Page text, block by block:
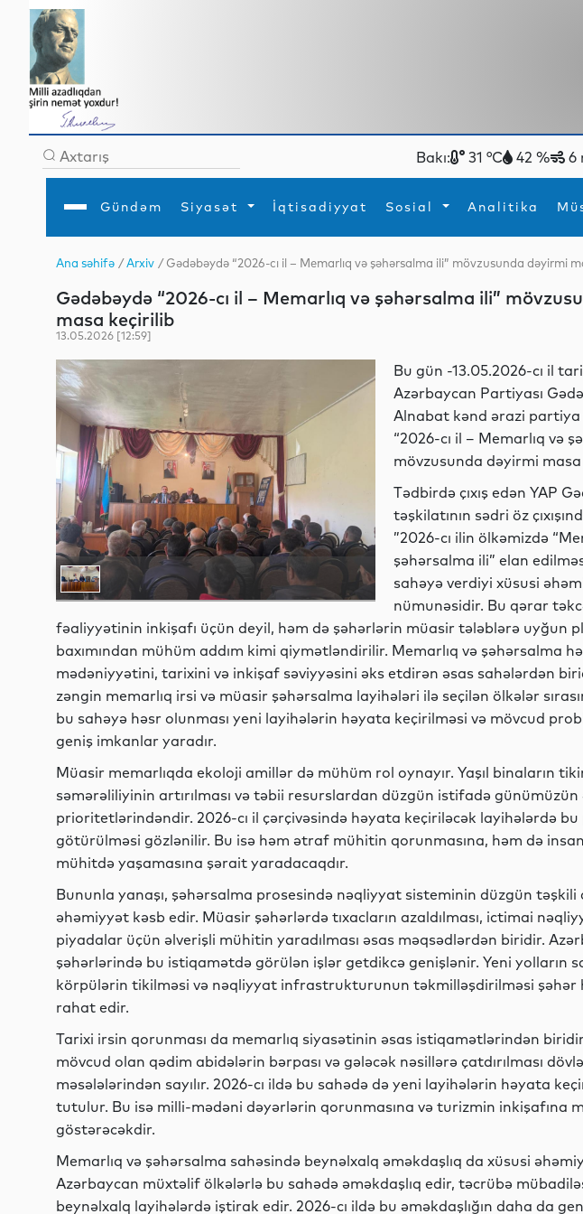
Bakı: 31 °C 42 % 6
Gündəm Siyasət İqtisadiyyat Sosial Analitika
Gündəm
İqtisadiyyat
YAP
Analitika
Mədəniyyət
Müsahibə
MEDİA
Xarici siyasətTurizm
Diaspor
İdmanYeni
Ana səhifə /Arxiv / Gədəbəydə “2026-cı il – Memarlıq və şəhərsalma ili” mövzusunda dəyirmi
Gədəbəydə “2026-cı il – Memarlıq və şəhərsalma ili”
masa keçirilib
13.05.2026 [12:59]
Bu gün -13.05.2026-cı il
Azərbaycan Partiyası
Alnabat kənd ərazi partiya
“2026-cı il – Memarlıq və
mövzusunda dəyirmi
Tədbirdə çıxış edən YAP
təşkilatının sədri öz
”2026-cı ilin ölkəmizdə
şəhərsalma ili” elan
sahəyə verdiyi xüsusi
nümunəsidir. Bu qərar
fəaliyyətinin inkişafı üçün deyil, həm də şəhərlərin müasir tələblərə uyğun
baxımından mühüm addım kimi qiymətləndirilir. Memarlıq və şəhərsalma
mədəniyyətini, tarixini və inkişaf səviyyəsini əks etdirən əsas sahələrdən
zəngin memarlıq irsi və müasir şəhərsalma layihələri ilə seçilən ölkələr
bu sahəyə həsr olunması yeni layihələrin həyata keçirilməsi və mövcud
geniş imkanlar yaradır.
Müasir memarlıqda ekoloji amillər də mühüm rol oynayır. Yaşıl binaların
səmərəliliyinin artırılması və təbii resurslardan düzgün istifadə günümüzün
prioritetlərindəndir. 2026-cı il çərçivəsində həyata keçiriləcək layihələrdə
götürülməsi gözlənilir. Bu isə həm ətraf mühitin qorunmasına, həm də
mühitdə yaşamasına şərait yaradacaqdır.
Bununla yanaşı, şəhərsalma prosesində nəqliyyat sisteminin düzgün təşkili
əhəmiyyət kəsb edir. Müasir şəhərlərdə tıxacların azaldılması, ictimai
piyadalar üçün əlverişli mühitin yaradılması əsas məqsədlərdən biridir.
şəhərlərində bu istiqamətdə görülən işlər getdikcə genişlənir. Yeni yolların
körpülərin tikilməsi və nəqliyyat infrastrukturunun təkmilləşdirilməsi şəhər
rahat edir.
Tarixi irsin qorunması da memarlıq siyasətinin əsas istiqamətlərindən
mövcud olan qədim abidələrin bərpası və gələcək nəsillərə çatdırılması
məsələlərindən sayılır. 2026-cı ildə bu sahədə də yeni layihələrin həyata
tutulur. Bu isə milli-mədəni dəyərlərin qorunmasına və turizmin inkişafına
göstərəcəkdir.
Memarlıq və şəhərsalma sahəsində beynəlxalq əməkdaşlıq da xüsusi
Azərbaycan müxtəlif ölkələrlə bu sahədə əməkdaşlıq edir, təcrübə
beynəlxalq layihələrdə iştirak edir. 2026-cı ildə bu əməkdaşlığın daha da